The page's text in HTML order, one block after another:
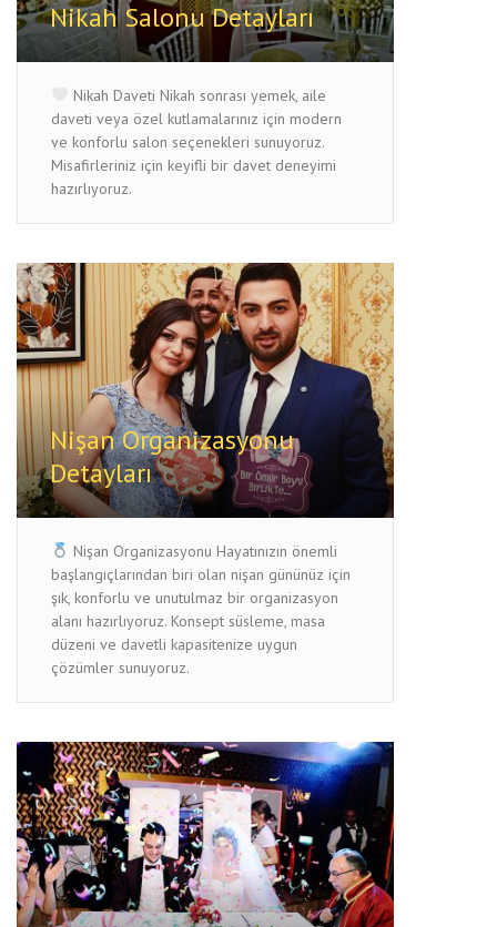
Nikah Salonu Detayları
Nikah Daveti Nikah sonrası yemek, aile
daveti veya özel kutlamalarınız için modern
ve konforlu salon seçenekleri sunuyoruz.
Misafirleriniz için keyifli bir davet deneyimi
hazırlıyoruz.
Nişan Organizasyonu
Detayları
Nişan Organizasyonu Hayatınızın önemli
başlangıçlarından biri olan nişan gününüz için
şık, konforlu ve unutulmaz bir organizasyon
alanı hazırlıyoruz. Konsept süsleme, masa
düzeni ve davetli kapasitenize uygun
çözümler sunuyoruz.